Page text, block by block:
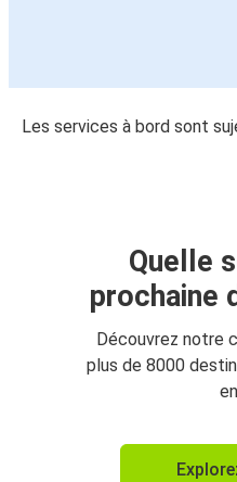
Les services à bord sont
Quelle
prochaine
Découvrez notre
plus de 8000